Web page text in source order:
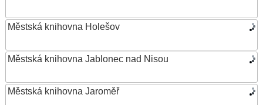
Městská knihovna Holešov
Městská knihovna Jablonec nad Nisou
Městská knihovna Jaroměř